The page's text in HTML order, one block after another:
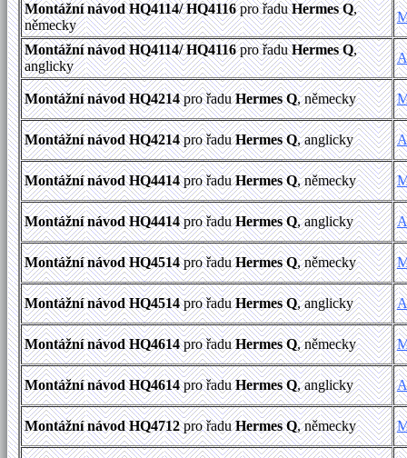
Montážní návod HQ4114/ HQ4116pro řaduHermes Q,
německy
Montážní návod HQ4114/ HQ4116pro řaduHermes Q,
anglicky
Montážní návod HQ4214pro řaduHermes Q, německy
Montážní návod HQ4214pro řaduHermes Q, anglicky
Montážní návod HQ4414pro řaduHermes Q, německy
Montážní návod HQ4414pro řaduHermes Q, anglicky
Montážní návod HQ4514pro řaduHermes Q, německy
Montážní návod HQ4514pro řaduHermes Q, anglicky
Montážní návod HQ4614pro řaduHermes Q, německy
Montážní návod HQ4614pro řaduHermes Q, anglicky
Montážní návod HQ4712pro řaduHermes Q, německy